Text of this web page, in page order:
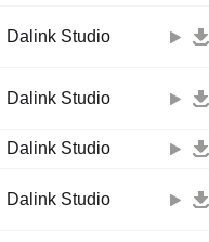
Dalink Studio
Dalink Studio
Dalink Studio
Dalink Studio